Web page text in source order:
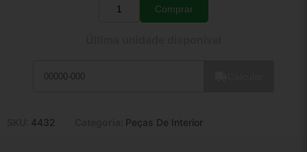
Quantidade
Comprar
4432 Peças De Interior